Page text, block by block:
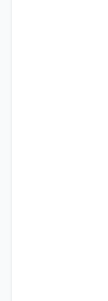
سینک مدل